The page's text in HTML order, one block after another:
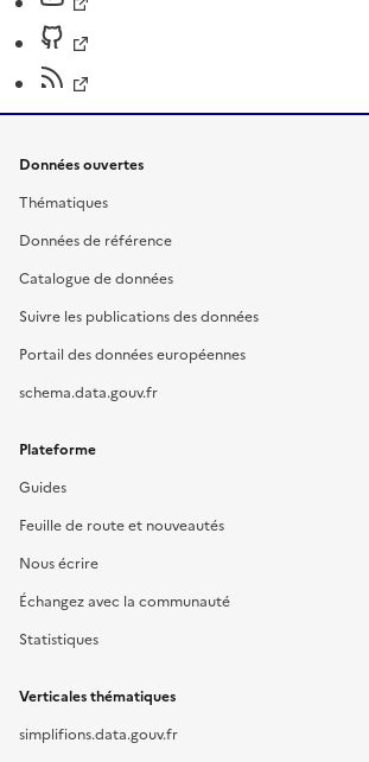
Données ouvertes
Thématiques
Données de référence
Catalogue de données
Suivre les publications des données
Portail des données européennes
schema.data.gouv.fr
Plateforme
Guides
Feuille de route et nouveautés
Nous écrire
Échangez avec la communauté
Statistiques
Verticales thématiques
simplifions.data.gouv.fr